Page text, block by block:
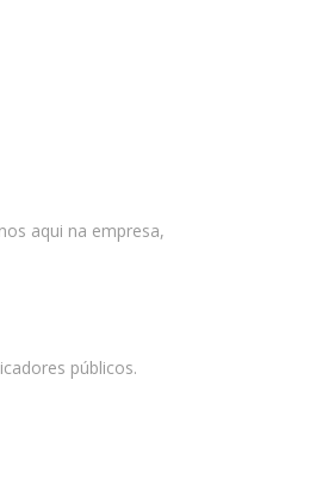
2025
aqui na empresa,
públicos.